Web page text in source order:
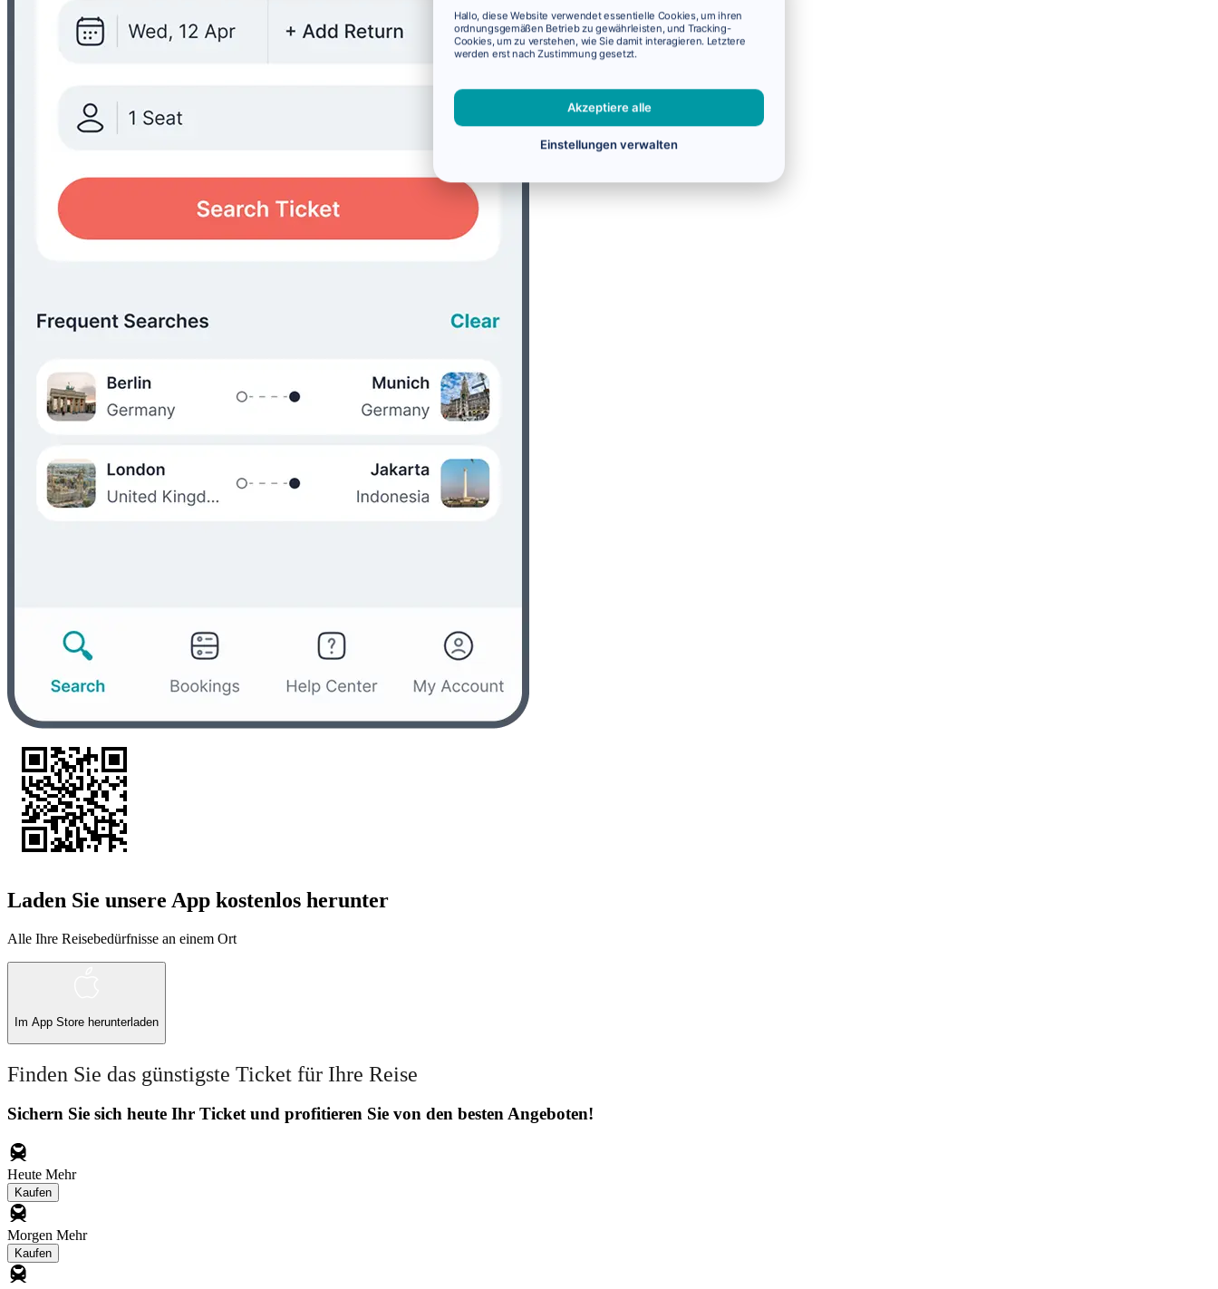
Laden Sie unsere App kostenlos herunter
Alle Ihre Reisebedürfnisse an einem Ort
Im App Store herunterladen
Finden Sie das günstigste Ticket für Ihre Reise
Sichern Sie sich heute Ihr Ticket und profitieren Sie von den besten Angeboten!
Heute Mehr
Kaufen
Morgen Mehr
Kaufen
Hallo, diese Website verwendet essentielle Cookies, um ihren
ordnungsgemäßen Betrieb zu gewährleisten, und Tracking-
Cookies, um zu verstehen, wie Sie damit interagieren. Letztere
werden erst nach Zustimmung gesetzt.
Akzeptiere alle
Einstellungen verwalten